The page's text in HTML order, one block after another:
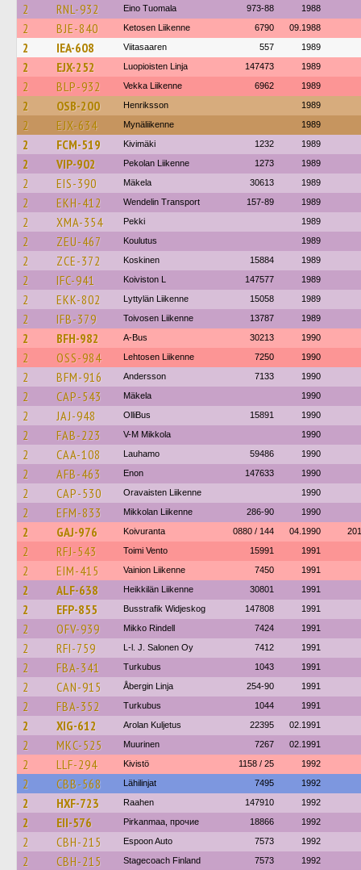
2 RNL-932 Eino Tuomala 973-88 1988
2 BJE-840 Ketosen Liikenne 6790 09.1988
2 IEA-608 Viitasaaren 557 1989
2 EJX-252 Luopioisten Linja 147473 1989
2 BLP-932 Vekka Liikenne 6962 1989
2 OSB-200 Henriksson 1989
2 EJX-634 Mynäliikenne 1989
2 FCM-519 Kivimäki 1232 1989
2 VIP-902 Pekolan Liikenne 1273 1989
2 EIS-390 Mäkela 30613 1989
2 EKH-412 Wendelin Transport 157-89 1989
2 XMA-354 Pekki 1989
2 ZEU-467 Koulutus 1989
2 ZCE-372 Koskinen 15884 1989
2 IFC-941 Koiviston L 147577 1989
2 EKK-802 Lyttylän Liikenne 15058 1989
2 IFB-379 Toivosen Liikenne 13787 1989
2 BFH-982 A-Bus 30213 1990
2 OSS-984 Lehtosen Liikenne 7250 1990
2 BFM-916 Andersson 7133 1990
2 CAP-543 Mäkela 1990
2 JAJ-948 OlliBus 15891 1990
2 FAB-223 V-M Mikkola 1990
2 CAA-108 Lauhamo 59486 1990
2 AFB-463 Enon 147633 1990
2 CAP-530 Oravaisten Liikenne 1990
2 EFM-833 Mikkolan Liikenne 286-90 1990
2 GAJ-976 Koivuranta 0880 / 144 04.1990
2 RFJ-543 Toimi Vento 15991 1991
2 EIM-415 Vainion Liikenne 7450 1991
2 ALF-638 Heikkilän Liikenne 30801 1991
2 EFP-855 Busstrafik Widjeskog 147808 1991
2 OFV-939 Mikko Rindell 7424 1991
2 RFI-759 L-l. J. Salonen Oy 7412 1991
2 FBA-341 Turkubus 1043 1991
2 CAN-915 Åbergin Linja 254-90 1991
2 FBA-352 Turkubus 1044 1991
2 XIG-612 Arolan Kuljetus 22395 02.1991
2 MKC-525 Muurinen 7267 02.1991
2 LLF-294 Kivistö 1158 / 25 1992
2 CBB-568 Lähilinjat 7495 1992
2 HXF-723 Raahen 147910 1992
2 EII-576 Pirkanmaa, прочие 18866 1992
2 CBH-215 Espoon Auto 7573 1992
2 CBH-215 Stagecoach Finland 7573 1992